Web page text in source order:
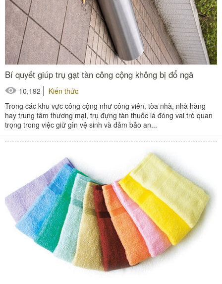
Bí quyết giúp trụ gạt tàn công cộng không bị đổ ngã
10,192
Kiến thức
Trong các khu vực công cộng như công viên, tòa nhà, nhà hàng
hay trung tâm thương mại, trụ đựng tàn thuốc lá đóng vai trò quan
trọng trong việc giữ gìn vệ sinh và đảm bảo an...